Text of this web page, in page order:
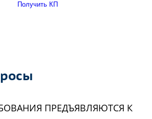
Получить КП
ПРЕДЪЯВЛЯЮТСЯ К